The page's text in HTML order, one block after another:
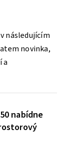
následujícím
novinka,
a
nabídne